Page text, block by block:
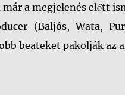
a megjelenés előtt
(Baljós, Wata,
beateket pakolják az